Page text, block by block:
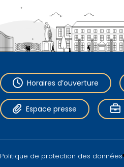
Horaires d’ouverture
Espace presse
Politique de protection des données